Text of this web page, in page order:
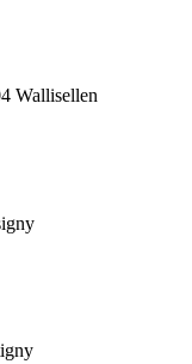
Wallisellen